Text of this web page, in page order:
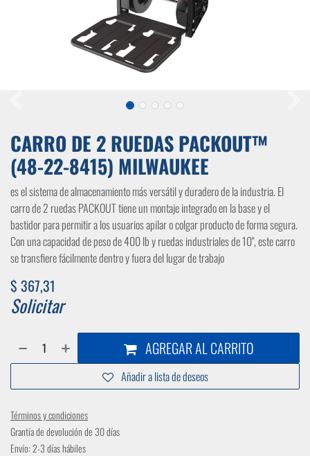
CARRO DE 2 RUEDAS PACKOUT™
(48-22-8415) MILWAUKEE
es el sistema de almacenamiento más versátil y duradero de la industria. El
carro de 2 ruedas PACKOUT tiene un montaje integrado en la base y el
bastidor para permitir a los usuarios apilar o colgar producto de forma segura.
Con una capacidad de peso de 400 lb y ruedas industriales de 10", este carro
se transfiere fácilmente dentro y fuera del lugar de trabajo
$ 367,31
Solicitar
AGREGAR AL CARRITO
Añadir a lista de deseos
Términos y condiciones
Grantía de devolución de 30 días
Envío: 2-3 días hábiles